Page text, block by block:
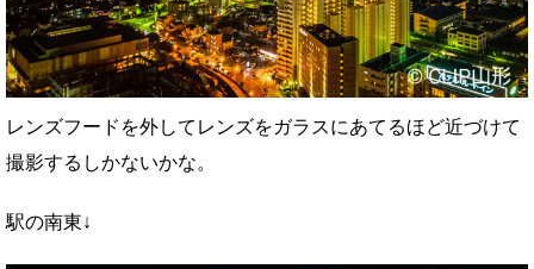
レンズフードを外してレンズをガラスにあてるほど近づけて
撮影するしかないかな。
駅の南東↓